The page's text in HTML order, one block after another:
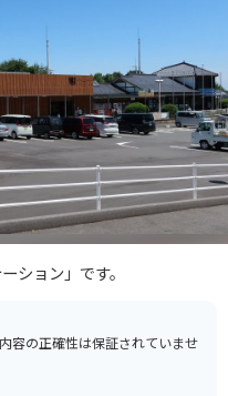
ション」です。
容の正確性は保証されていませ